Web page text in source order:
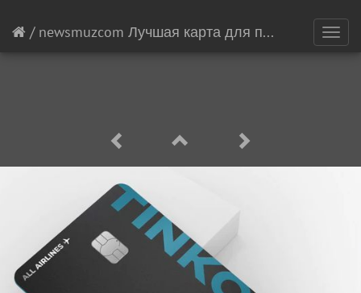
/ newsmuzcom Лучшая карта для путешествий 12